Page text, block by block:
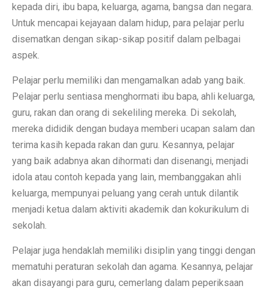
kepada diri, ibu bapa, keluarga, agama, bangsa dan negara.
Untuk mencapai kejayaan dalam hidup, para pelajar perlu
disematkan dengan sikap-sikap positif dalam pelbagai
aspek.
Pelajar perlu memiliki dan mengamalkan adab yang baik.
Pelajar perlu sentiasa menghormati ibu bapa, ahli keluarga,
guru, rakan dan orang di sekeliling mereka. Di sekolah,
mereka dididik dengan budaya memberi ucapan salam dan
terima kasih kepada rakan dan guru. Kesannya, pelajar
yang baik adabnya akan dihormati dan disenangi, menjadi
idola atau contoh kepada yang lain, membanggakan ahli
keluarga, mempunyai peluang yang cerah untuk dilantik
menjadi ketua dalam aktiviti akademik dan kokurikulum di
sekolah.
Pelajar juga hendaklah memiliki disiplin yang tinggi dengan
mematuhi peraturan sekolah dan agama. Kesannya, pelajar
akan disayangi para guru, cemerlang dalam peperiksaan